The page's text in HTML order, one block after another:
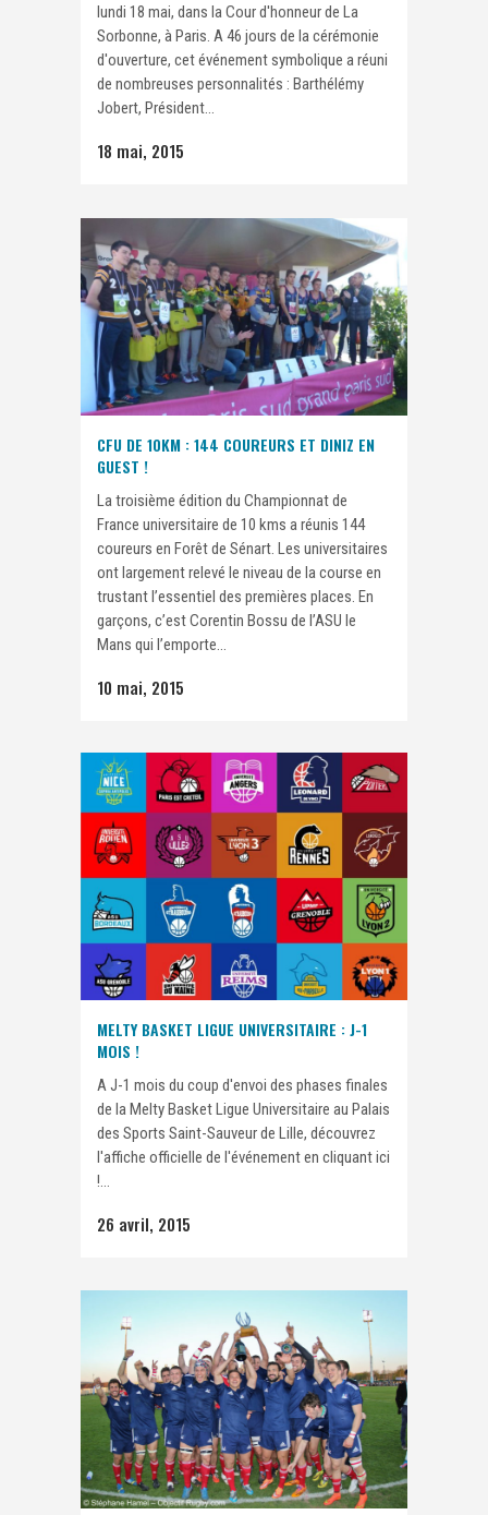
lundi 18 mai, dans la Cour d'honneur de La
Sorbonne, à Paris. A 46 jours de la cérémonie
d'ouverture, cet événement symbolique a réuni
de nombreuses personnalités : Barthélémy
Jobert, Président...
18 mai, 2015
CFU DE 10KM : 144 COUREURS ET DINIZ EN
GUEST !
La troisième édition du Championnat de
France universitaire de 10 kms a réunis 144
coureurs en Forêt de Sénart. Les universitaires
ont largement relevé le niveau de la course en
trustant l’essentiel des premières places. En
garçons, c’est Corentin Bossu de l’ASU le
Mans qui l’emporte...
10 mai, 2015
MELTY BASKET LIGUE UNIVERSITAIRE : J-1
MOIS !
A J-1 mois du coup d'envoi des phases finales
de la Melty Basket Ligue Universitaire au Palais
des Sports Saint-Sauveur de Lille, découvrez
l'affiche officielle de l'événement en cliquant ici
!...
26 avril, 2015